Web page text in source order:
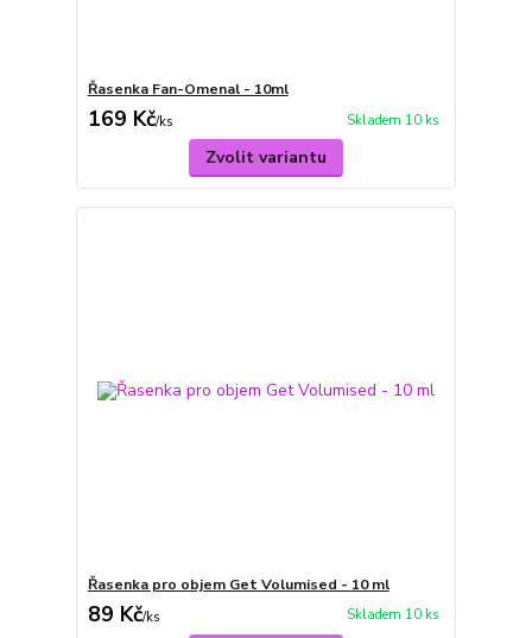
Řasenka Fan-Omenal - 10ml
169 Kč/ks Skladem 10 ks
Zvolit variantu
Řasenka pro objem Get Volumised - 10 ml
89 Kč/ks Skladem 10 ks